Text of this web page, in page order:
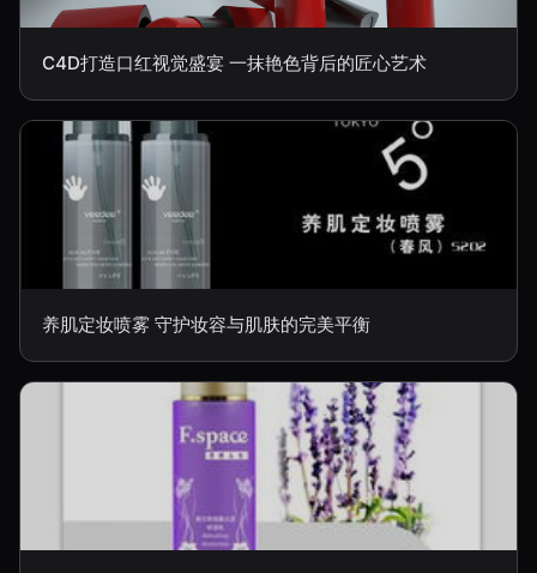
C4D打造口红视觉盛宴 一抹艳色背后的匠心艺术
养肌定妆喷雾 守护妆容与肌肤的完美平衡